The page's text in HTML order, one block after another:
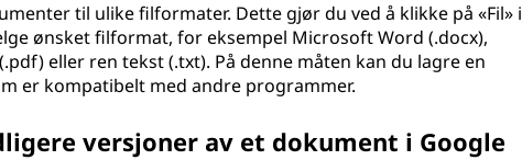
til ulike filformater. Dette gjør du ved å klikke på «Fil» i
ønsket filformat, for eksempel Microsoft Word (.docx),
eller ren tekst (.txt). På denne måten kan du lagre en
er kompatibelt med andre programmer.
versjoner av et dokument i Google